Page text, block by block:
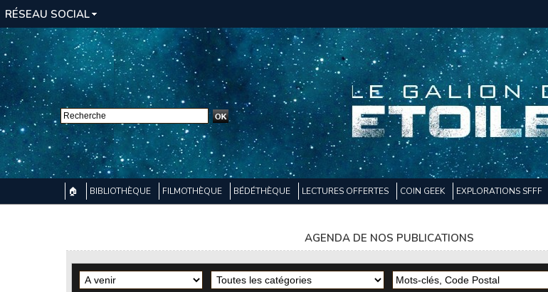
RÉSEAU SOCIAL
🏠 BIBLIOTHÈQUE FILMOTHÈQUE BÉDÉTHÈQUE LECTURES OFFERTES COIN GEEK EXPLORATIONS SFFF
AGENDA DE NOS PUBLICATIONS